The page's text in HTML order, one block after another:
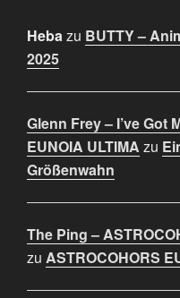
Hebazu BUTTY –
2025
Glenn Frey – I’ve Got
EUNOIA ULTIMA zu
Größenwahn
The Ping –
zu ASTROCOHORS